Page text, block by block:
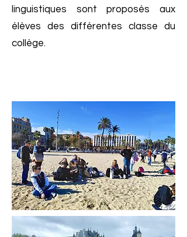
linguistiques sont proposés aux
élèves des différentes classe du
collège.